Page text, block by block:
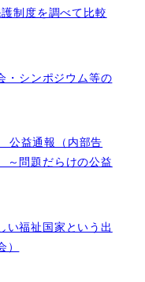
制度を調べて比較
・シンポジウム等の
公益通報（内部告
問題だらけの公益
い福祉国家という出